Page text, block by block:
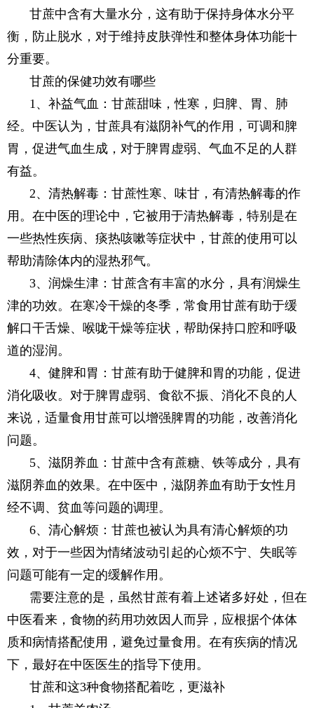
甘蔗中含有大量水分，这有助于保持身体水分平
衡，防止脱水，对于维持皮肤弹性和整体身体功能十
分重要。
甘蔗的保健功效有哪些
1、补益气血：甘蔗甜味，性寒，归脾、胃、肺
经。中医认为，甘蔗具有滋阴补气的作用，可调和脾
胃，促进气血生成，对于脾胃虚弱、气血不足的人群
有益。
2、清热解毒：甘蔗性寒、味甘，有清热解毒的作
用。在中医的理论中，它被用于清热解毒，特别是在
一些热性疾病、痰热咳嗽等症状中，甘蔗的使用可以
帮助清除体内的湿热邪气。
3、润燥生津：甘蔗含有丰富的水分，具有润燥生
津的功效。在寒冷干燥的冬季，常食用甘蔗有助于缓
解口干舌燥、喉咙干燥等症状，帮助保持口腔和呼吸
道的湿润。
4、健脾和胃：甘蔗有助于健脾和胃的功能，促进
消化吸收。对于脾胃虚弱、食欲不振、消化不良的人
来说，适量食用甘蔗可以增强脾胃的功能，改善消化
问题。
5、滋阴养血：甘蔗中含有蔗糖、铁等成分，具有
滋阴养血的效果。在中医中，滋阴养血有助于女性月
经不调、贫血等问题的调理。
6、清心解烦：甘蔗也被认为具有清心解烦的功
效，对于一些因为情绪波动引起的心烦不宁、失眠等
问题可能有一定的缓解作用。
需要注意的是，虽然甘蔗有着上述诸多好处，但在
中医看来，食物的药用功效因人而异，应根据个体体
质和病情搭配使用，避免过量食用。在有疾病的情况
下，最好在中医医生的指导下使用。
甘蔗和这3种食物搭配着吃，更滋补